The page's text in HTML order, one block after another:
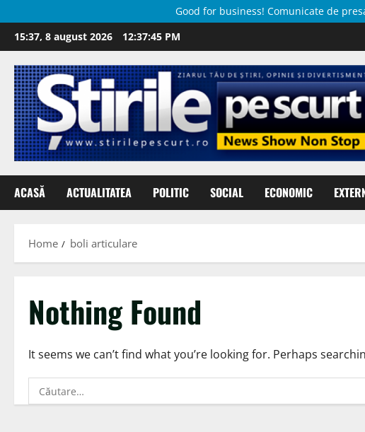
Good for business! Comunicate de
Skip
to
content
15:37, 8 august 2026 12:37:46 PM
ACASĂ ACTUALITATEA POLITIC SOCIAL ECONOMIC
Home boli articulare
Nothing Found
It seems we can’t find what you’re looking for. Perhaps
Caută
după: